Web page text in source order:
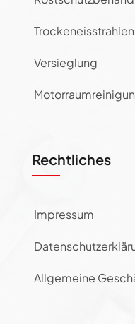
Trockeneisstrahlen
Versieglung
Rechtliches
Impressum
Allgemeine